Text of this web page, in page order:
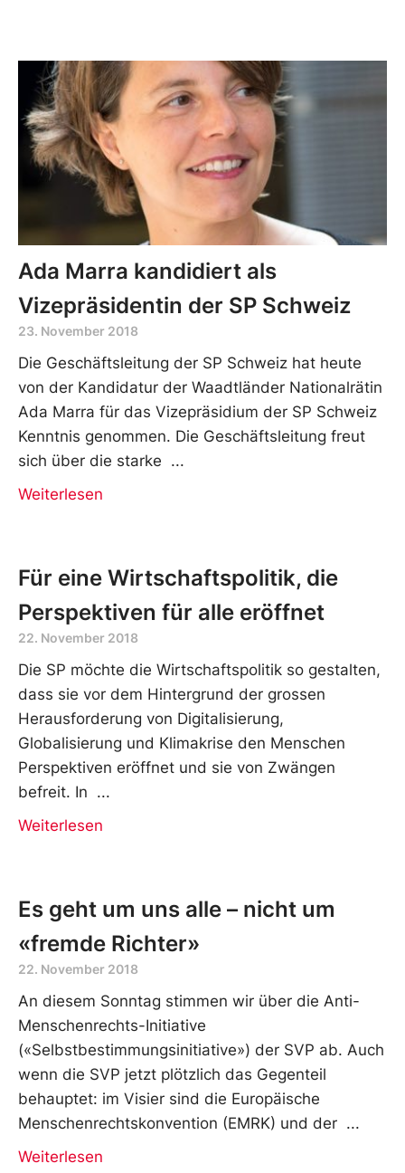
Ada Marra kandidiert als
Vizepräsidentin der SP Schweiz
23. November 2018
Die Geschäftsleitung der SP Schweiz hat heute
von der Kandidatur der Waadtländer Nationalrätin
Ada Marra für das Vizepräsidium der SP Schweiz
Kenntnis genommen. Die Geschäftsleitung freut
sich über die starke
Weiterlesen
Für eine Wirtschaftspolitik, die
Perspektiven für alle eröffnet
22. November 2018
Die SP möchte die Wirtschaftspolitik so gestalten,
dass sie vor dem Hintergrund der grossen
Herausforderung von Digitalisierung,
Globalisierung und Klimakrise den Menschen
Perspektiven eröffnet und sie von Zwängen
befreit. In
Weiterlesen
Es geht um uns alle – nicht um
«fremde Richter»
22. November 2018
An diesem Sonntag stimmen wir über die Anti-
Menschenrechts-Initiative
(«Selbstbestimmungsinitiative») der SVP ab. Auch
wenn die SVP jetzt plötzlich das Gegenteil
behauptet: im Visier sind die Europäische
Menschenrechtskonvention (EMRK) und der
Weiterlesen